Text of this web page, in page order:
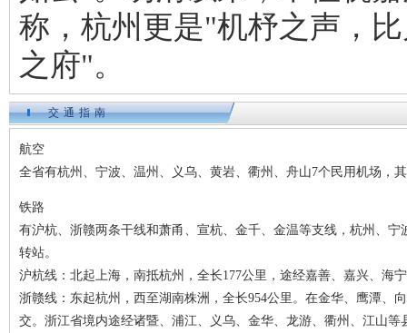
称，杭州更是"机杼之声，
之府"。
交通指南
航空
全省有杭州、宁波、温州、义乌、黄岩、衢州、舟山7个民用机场，
铁路
有沪杭、浙赣两条干线和萧甬、宣杭、金千、金温等支线，杭州、
转站。
沪杭线：北起上海，南抵杭州，全长177公里，途经嘉善、嘉兴、海
浙赣线：东起杭州，西至湖南株洲，全长954公里。在金华、鹰潭、
交。浙江省境内途经诸暨、浦江、义乌、金华、龙游、衢州、江山等